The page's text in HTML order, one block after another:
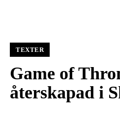
TEXTER
Game of
återskapad i